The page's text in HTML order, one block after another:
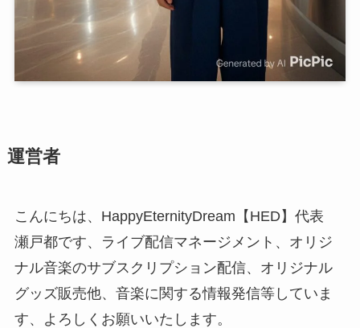
運営者
こんにちは、HappyEternityDream【HED】代表
瀬戸都です、ライブ配信マネージメント、オリジ
ナル音楽のサブスクリプション配信、オリジナル
グッズ販売他、音楽に関する情報発信等していま
す、よろしくお願いいたします。